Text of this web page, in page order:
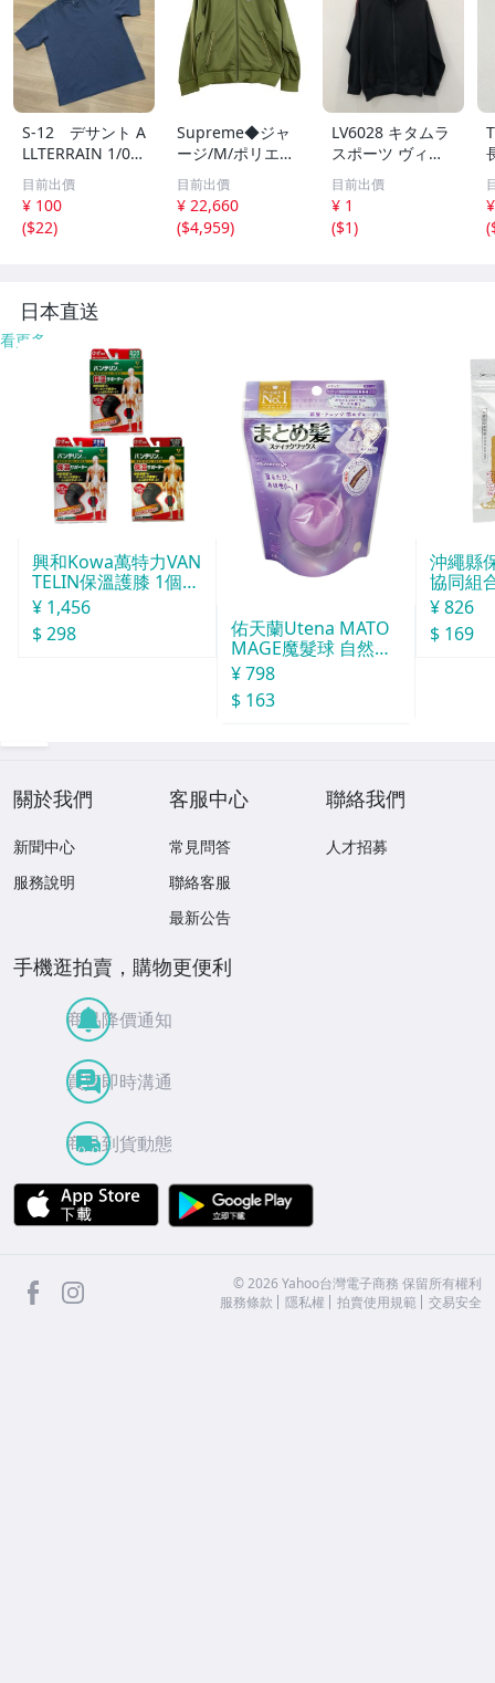
S-12 デサント A
LLTERRAIN 1/0
サイズ XO・黒！
DRY ジャージ
（プルオーバー）
美品
目前出價
¥ 100
($22)
Supreme◆ジャ
ージ/M/ポリエス
テル/GRN/無地/2
4ss//
目前出價
¥ 22,660
($4,959)
LV6028 キタムラ
スポーツ ヴィン
テージ トラック
ジャケット ジャ
ージ ブラック メ
ンズ L相当
目前出價
¥ 1
($1)
(
日本直送
看更多
興和Kowa萬特力VAN
TELIN保溫護膝 1個入
L
¥ 1,456
$ 298
佑天蘭Utena MATO
MAGE魔髮球 自然定
型 白色花香味
¥ 798
$ 163
沖繩縣
協同組
球酒豪
¥ 826
$ 169
關於我們
新聞中心
服務說明
客服中心
常見問答
聯絡客服
最新公告
聯絡我們
人才招募
手機逛拍賣，購物更便利
商品降價通知
買賣即時溝通
商品到貨動態
APP Store
facebook ©2026 Yahoo台灣電子商務 保留所有權利
服務條款
隱私權 拍賣使用規範 交易安全